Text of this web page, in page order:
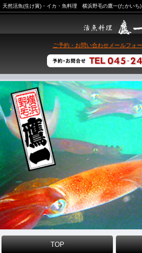
天然活魚(生け簀)・イカ・魚料理 横浜野毛の鷹一(たかいち)
ご予約・お問い合わせメールフォ
TOP